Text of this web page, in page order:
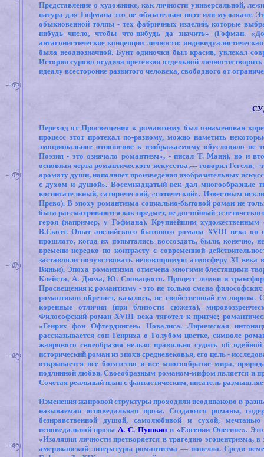
Представление о художнике, как личности универсальной,
натура для Гофмана это не обязательно поэт или музыкант.
обыкновенной толпы - тех фабричных изделий, которые
нибудь число, чтобы что-нибудь да значить» (Гофман.
антагонистические концепции личности:
была неоднозначной. Бунт одиночки был красив, увлекал
История сурово осудила претензии отдельной личности
идеалу всесторонне развитого человека, свободного от
Переход от Просвещения к романтизму был ознаменован
процесс этот протекал по-разному, можно наметить
эмоциональное отношение к изображаемому обусловило не
Поэзия - это означало романтизм», - писал Т. Манн), но и
основная черта романтического искусства,— говорил
аромату души, наполняет произведения изобразительных
с духом и душой». Восемнадцатый век дал многообразные
воспитательный, сатирический, «готический». Известным
Прево). В эпоху романтизма социально-бытовой роман не
быта рассматриваются как предмет, не достойный
героя (например, у Гофмана). Крупнейшим художественным
В.Скотт. Опыт английского бытового романа XVIII века он
прошлого, когда их попытались воссоздать, были, конечно,
времени нередко по контрасту с современной
заставляли почувствовать неповторимую атмосферу XI
Виньи). Эпоха романтизма отмечена многими блестящими
Клейста, А. Дюма, Ю. Словацкого. Процесс ломки и
Просвещения к романтизму - это не только смена
романтиков обретает, казалось, не свойственный ем
коренные отличия (при близости сюжета),
Философский роман XVIII века тяготел к притче;
«Генрих фон Офтердинген» Новалиса. Лирическая
рассказывается сон Генриха о Голубом цветке, символе
жанрового своеобразия нельзя правильно судить об
исторический роман из эпохи средневековья, его цель -
открывается все богатство и все многообразие мира,
подлинной любви. Своеобразным романом-мифом является и
Сочетая реальный план с фантастическим, писатель
Изменения жанровой структуры проходили неодинаково в
называемая исповедальная проза. Создаются романы,
безнравственной душой, самолюбивой и сухой, мечтанью
исповедальной прозыА. С. Пушкин в «Евгении Онегине».
«Изоляция личности претворяется в трагедию
американской литературы романтизма — новелла. Среди